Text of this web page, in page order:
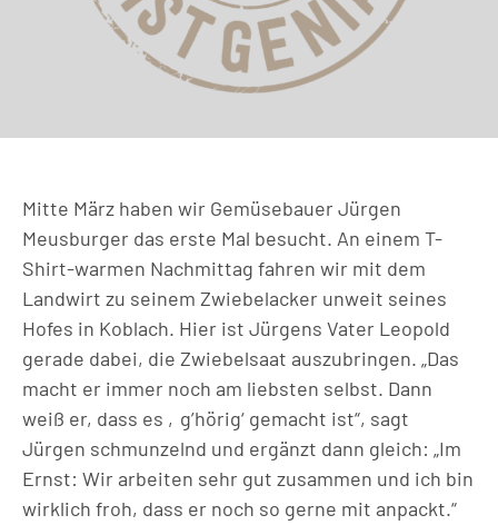
Mitte März haben wir Gemüsebauer Jürgen
Meusburger das erste Mal besucht. An einem T-
Shirt-warmen Nachmittag fahren wir mit dem
Landwirt zu seinem Zwiebelacker unweit seines
Hofes in Koblach. Hier ist Jürgens Vater Leopold
gerade dabei, die Zwiebelsaat auszubringen. „Das
macht er immer noch am liebsten selbst. Dann
weiß er, dass es ‚g’hörig‘ gemacht ist“, sagt
Jürgen schmunzelnd und ergänzt dann gleich: „Im
Ernst: Wir arbeiten sehr gut zusammen und ich bin
wirklich froh, dass er noch so gerne mit anpackt.“